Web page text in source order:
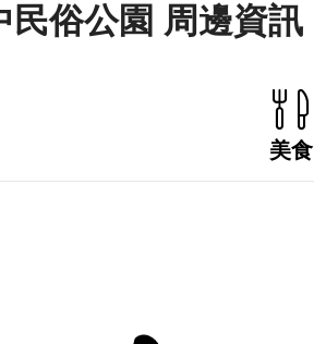
民俗公園 周邊資訊
美食